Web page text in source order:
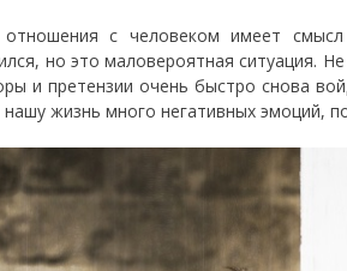
с человеком имеет
но это маловероятная ситуация.
и претензии очень быстро снова
жизнь много негативных эмоций,